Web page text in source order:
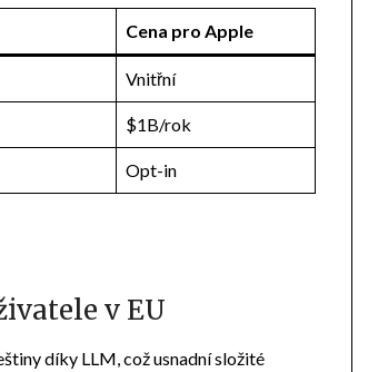
Cena pro Apple
Vnitřní
$1B/rok
Opt-in
v EU
díky LLM, což usnadní složité